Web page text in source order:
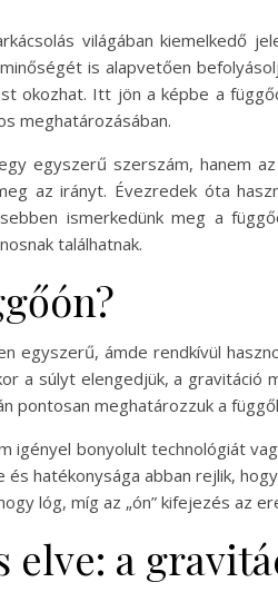
világában kiemelkedő
is alapvetően
okozhat. Itt jön a képbe a
meghatározásában.
egyszerű szerszám, hanem
az irányt. Évezredek óta
ismerkedünk meg a
találhatnak.
egyszerű, ámde rendkívül
a súlyt elengedjük, a
pontosan meghatározzuk a
igényel bonyolult technológiát
hatékonysága abban rejlik,
lóg, míg az „ón” kifejezés az
elve: a